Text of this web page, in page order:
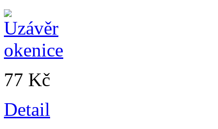
77 Kč
Detail